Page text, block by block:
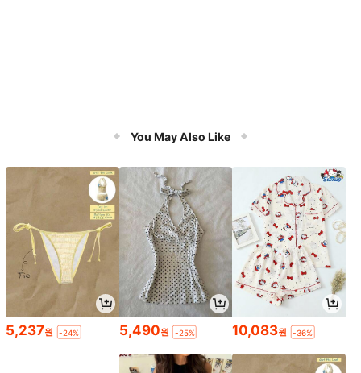
You May Also Like
5,237원 -24% 5,490원 -25% 10,083원 -36%